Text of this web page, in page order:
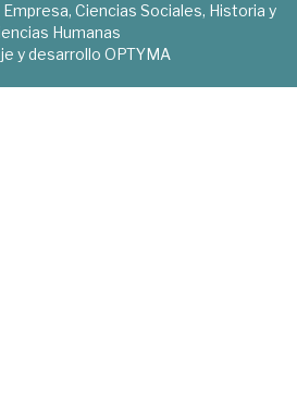
Ciencias Sociales, Historia y
Humanas
y desarrollo OPTYMA